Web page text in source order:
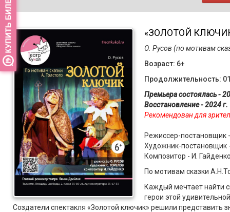
«ЗОЛОТОЙ
О. Русов (по мотивам
Возраст: 6+
Продолжительность:
Премьера состоялась -
Восстановление - 2024 г.
Рекомендован для
Режиссер-постановщик
Художник-постановщик
Композитор - И.
По мотивам сказки
Каждый мечтает найти
герои этой
Создатели спектакля «Золотой ключик» решили